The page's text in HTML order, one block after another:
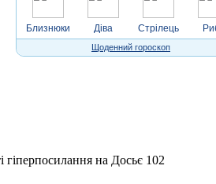
Близнюки Діва Стрілець
Щоденний гороскоп
гіперпосилання на Досьє 102